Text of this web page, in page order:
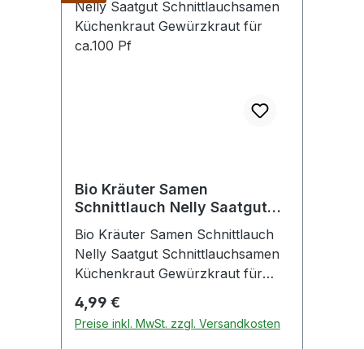
Bio Kräuter Samen
Schnittlauch Nelly Saatgut
Schnittlauchsamen
Küchenkraut Gewürzkraut für
ca.100 Pf
Bio Kräuter Samen Schnittlauch
Nelly Saatgut Schnittlauchsamen
Küchenkraut Gewürzkraut für
ca.100Pfl. Das wohl beliebteste
Küchenkraut unter den Zwiebeln
ist der Schnittlauch. Das ganze
Regulärer Preis:
4,99 €
Preise inkl. MwSt. zzgl. Versandkosten